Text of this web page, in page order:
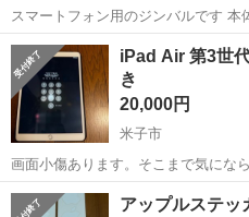
スマートフォン用のジンバルです 本体 外箱（中仕切りに汚れあり）
写真に写っているもの以外はありません 20分〜30分くらい連続
ていると、ジンバルが作動しなくな
トする時、スマホのバラ...
鳥取 鳥取市 その他
iPad Air 第3世
き
20,000円
米子市
画面小傷あります。そこまで気にな
ご遠慮下さい。 動作確認OKです。
353193106115021 になります。 値
鳥取 米子市 その他
アップルステッ